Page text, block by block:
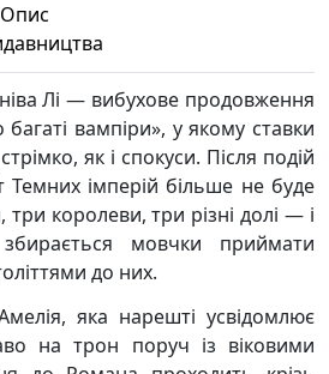
Опис
Лі — вибухове продовження
вампіри», у якому ставки
як і спокуси. Після подій
Темних імперій більше не буде
королеви, три різні долі — і
мовчки приймати
до них.
яка нарешті усвідомлює
на трон поруч із віковими